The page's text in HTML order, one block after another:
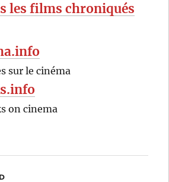
les films chroniqués
sur le cinéma
on cinema